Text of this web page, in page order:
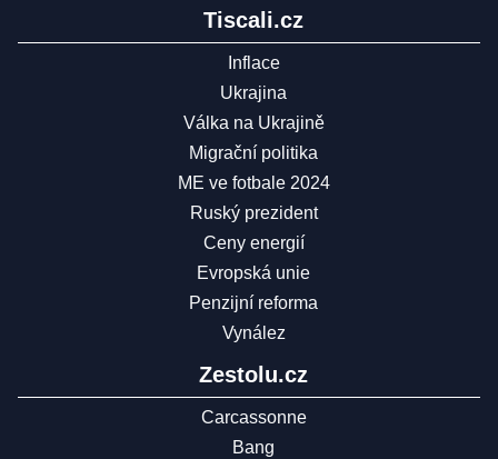
Tiscali.cz
Inflace
Ukrajina
Válka na Ukrajině
Migrační politika
ME ve fotbale 2024
Ruský prezident
Ceny energií
Evropská unie
Penzijní reforma
Vynález
Zestolu.cz
Carcassonne
Bang